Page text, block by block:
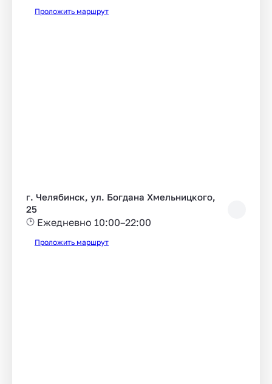
Проложить маршрут
г. Челябинск, ул. Богдана Хмельницкого,
25
Ежедневно 10:00–22:00
Проложить маршрут